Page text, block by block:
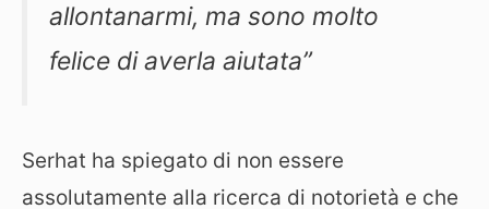
allontanarmi, ma sono molto
felice di averla aiutata”
Serhat ha spiegato di non essere
assolutamente alla ricerca di notorietà e che